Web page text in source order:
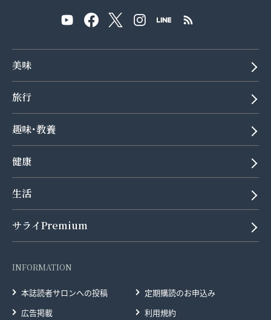
美味
旅行
趣味･教養
健康
生活
サライPremium
INFORMATION
本誌読者サロンへの投稿
定期購読のお申込み
広告掲載
利用規約